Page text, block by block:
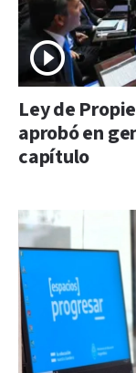
Ley de
aprobó en
capítulo